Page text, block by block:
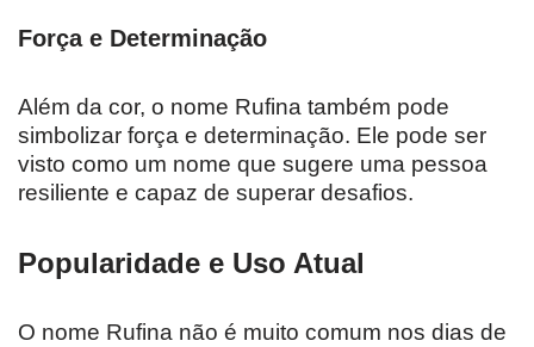
Força e Determinação
Além da cor, o nome Rufina também pode
simbolizar força e determinação. Ele pode ser
visto como um nome que sugere uma pessoa
resiliente e capaz de superar desafios.
Popularidade e Uso Atual
O nome Rufina não é muito comum nos dias de